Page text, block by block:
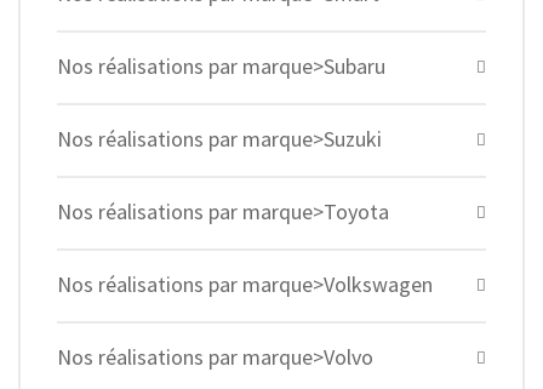
Nos réalisations par marque>Subaru
Nos réalisations par marque>Suzuki
Nos réalisations par marque>Toyota
Nos réalisations par marque>Volkswagen
Nos réalisations par marque>Volvo